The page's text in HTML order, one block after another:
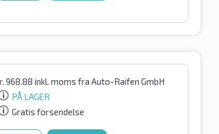
968.88 inkl. moms fra Auto-Raifen GmbH
PÅ LAGER
Gratis forsendelse